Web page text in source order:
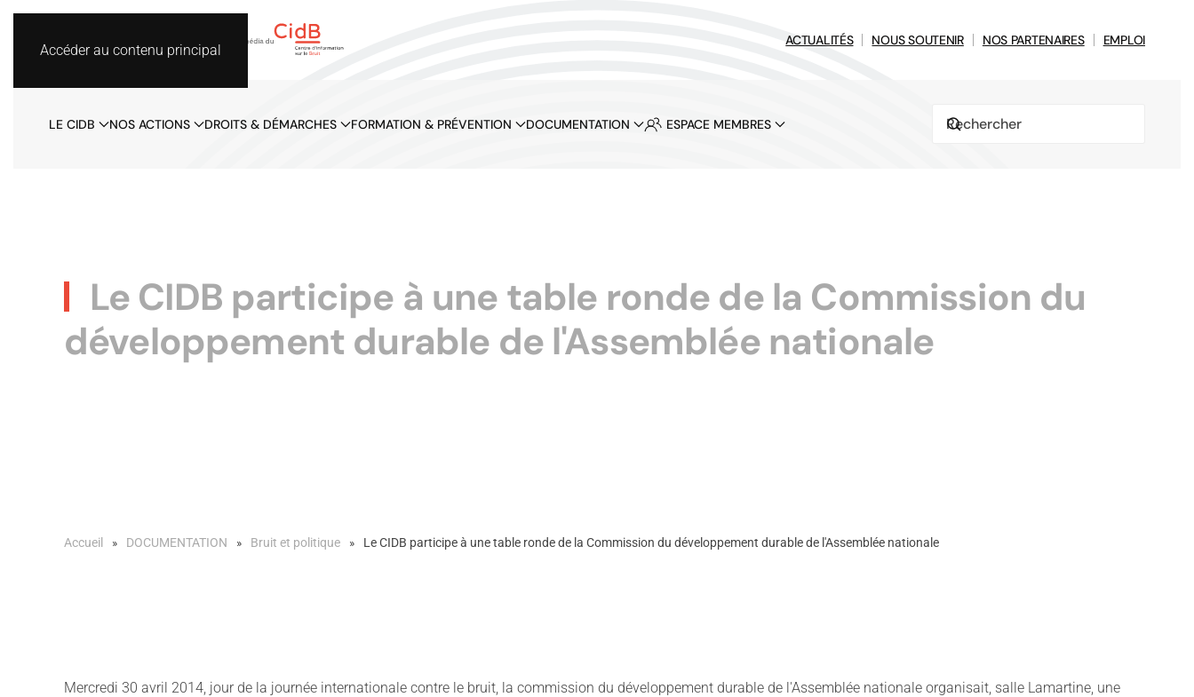
Accéder au contenu principal
ACTUALITÉS NOUS SOUTENIR NOS PARTENAIRES EMPLOI
LE CIDB NOS ACTIONS DROITS & DÉMARCHES FORMATION & PRÉVENTION DOCUMENTATION ESPACE MEMBRES
Le CIDB participe à une table ronde de la Commission du
développement durable de l'Assemblée nationale
Accueil DOCUMENTATION Bruit et politique Le CIDB participe à une table ronde de la Commission du développement durable de l'Assemblée nationale
Mercredi 30 avril 2014, jour de la journée internationale contre le bruit, la commission du développement durable de l'Assemblée nationale organisait, salle Lamartine, une